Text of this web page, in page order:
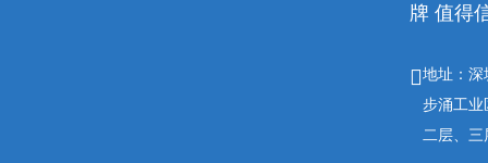
牌 值得
地址：深
步涌工业
二层、